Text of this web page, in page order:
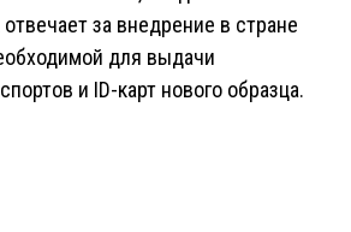
за внедрение в стране
для выдачи
и ID-карт нового образца.